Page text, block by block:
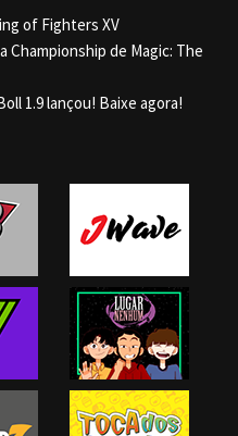
of Fighters XV
Championship de Magic: The
1.9 lançou! Baixe agora!